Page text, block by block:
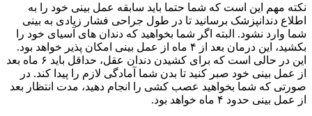
نکته مهم این است که شما حتما باید سابقه عمل بینی خود را به
اطلاع دندانپزشک برسانید تا در طول جراحی فشار زیادی به بینی
شما وارد نشود. البته اگر شما بخواهید که دندان های آسیای خود را
بکشید، این درمان بعد از ۴ ماه از عمل بینی امکان پذیر خواهد بود.
این در حالی است که برای کشیدن دندان عقل، حداقل باید ۶ ماه بعد
از عمل بینی خود صبر کنید تا بدن شما آمادگی لازم را پیدا کند. در
صورتی که شما بخواهید عصب کشی را انجام دهید، مدت انتظار بعد
از عمل بینی حدود ۴ ماه خواهد بود.